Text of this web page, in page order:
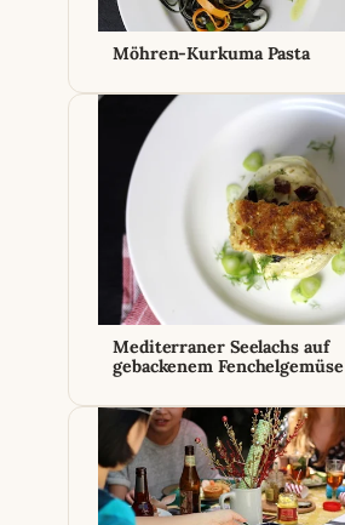
Möhren-Kurkuma Pasta
Mediterraner Seelachs auf
gebackenem Fenchelgemüse